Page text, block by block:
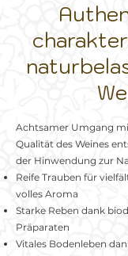
Achtsamer Umgang
Qualität des Weines
der Hinwendung zur
Reife Trauben für
volles Aroma
Starke Reben dank
Präparaten
Vitales Bodenleben